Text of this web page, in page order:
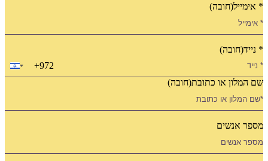
(חובה)
(חובה)
Israel
+972
או כתובת (חובה)